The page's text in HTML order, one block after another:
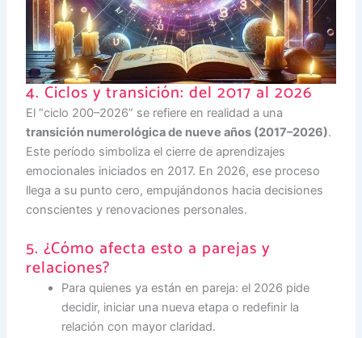
4. Ciclos y transición: del 2017 al 2026
El “ciclo 200–2026” se refiere en realidad a una
transición numerológica de nueve años (2017–2026).
Este período simboliza el cierre de aprendizajes
emocionales iniciados en 2017. En 2026, ese proceso
llega a su punto cero, empujándonos hacia decisiones
conscientes y renovaciones personales.
5. ¿Cómo afecta esto a parejas y
relaciones?
Para quienes ya están en pareja: el 2026 pide
decidir, iniciar una nueva etapa o redefinir la
relación con mayor claridad.